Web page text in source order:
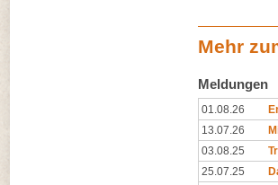
Mehr
Meldungen
01.08.26
13.07.26
03.08.25
25.07.25